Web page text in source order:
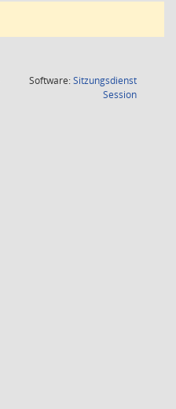
Software:Sitzungsdienst
Session(Wird in